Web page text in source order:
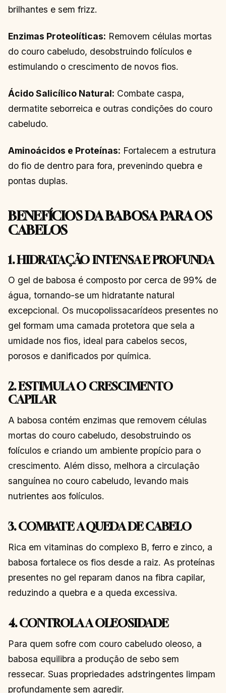
brilhantes e sem frizz.
Enzimas Proteolíticas: Removem células mortas
do couro cabeludo, desobstruindo folículos e
estimulando o crescimento de novos fios.
Ácido Salicílico Natural: Combate caspa,
dermatite seborreica e outras condições do couro
cabeludo.
Aminoácidos e Proteínas: Fortalecem a estrutura
do fio de dentro para fora, prevenindo quebra e
pontas duplas.
BENEFÍCIOS DA BABOSA PARA OS
CABELOS
1. HIDRATAÇÃO INTENSA E PROFUNDA
O gel de babosa é composto por cerca de 99% de
água, tornando-se um hidratante natural
excepcional. Os mucopolissacarídeos presentes no
gel formam uma camada protetora que sela a
umidade nos fios, ideal para cabelos secos,
porosos e danificados por química.
2. ESTIMULA O CRESCIMENTO
CAPILAR
A babosa contém enzimas que removem células
mortas do couro cabeludo, desobstruindo os
folículos e criando um ambiente propício para o
crescimento. Além disso, melhora a circulação
sanguínea no couro cabeludo, levando mais
nutrientes aos folículos.
3. COMBATE A QUEDA DE CABELO
Rica em vitaminas do complexo B, ferro e zinco, a
babosa fortalece os fios desde a raiz. As proteínas
presentes no gel reparam danos na fibra capilar,
reduzindo a quebra e a queda excessiva.
4. CONTROLA A OLEOSIDADE
Para quem sofre com couro cabeludo oleoso, a
babosa equilibra a produção de sebo sem
ressecar. Suas propriedades adstringentes limpam
profundamente sem agredir.